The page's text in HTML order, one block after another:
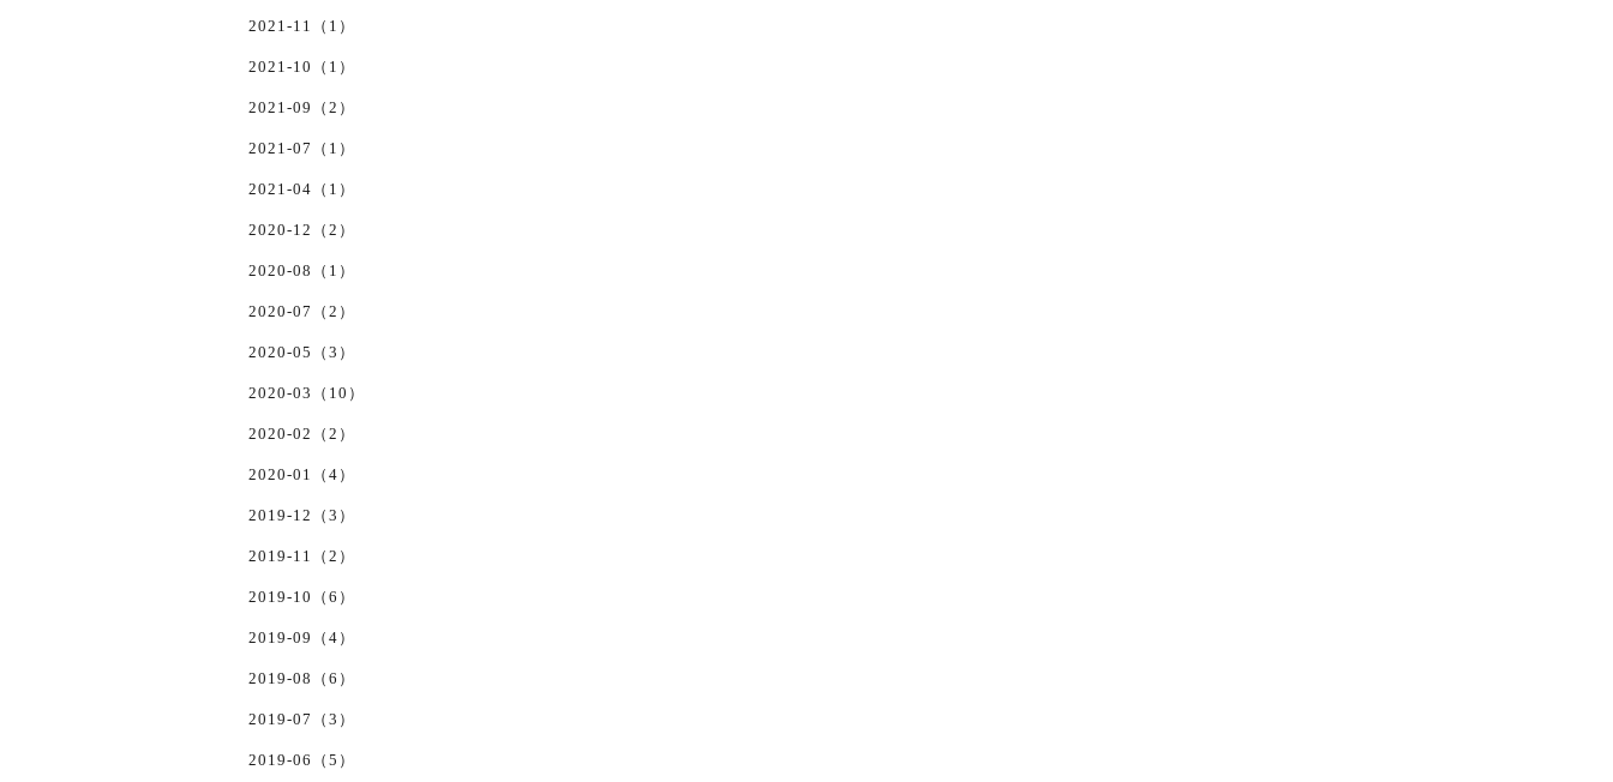
2021-11（1）
2021-10（1）
2021-09（2）
2021-07（1）
2021-04（1）
2020-12（2）
2020-08（1）
2020-07（2）
2020-05（3）
2020-03（10）
2020-02（2）
2020-01（4）
2019-12（3）
2019-11（2）
2019-10（6）
2019-09（4）
2019-08（6）
2019-07（3）
2019-06（5）